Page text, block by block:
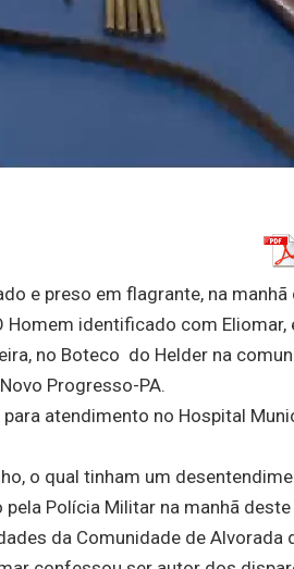
e preso em flagrante, na
identificado com Eliomar,
no Boteco do Helder na
Progresso-PA.
atendimento no Hospital
o qual tinham um
Polícia Militar na manhã
da Comunidade de Alvorada